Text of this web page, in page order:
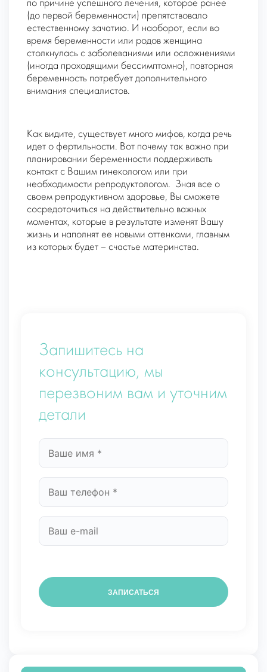
по причине успешного лечения, которое ранее
(до первой беременности) препятствовало
естественному зачатию. И наоборот, если во
время беременности или родов женщина
столкнулась с заболеваниями или осложнениями
(иногда проходящими бессимптомно), повторная
беременность потребует дополнительного
внимания специалистов.
Как видите, существует много мифов, когда речь
идет о фертильности. Вот почему так важно при
планировании беременности поддерживать
контакт с Вашим гинекологом или при
необходимости репродуктологом. Зная все о
своем репродуктивном здоровье, Вы сможете
сосредоточиться на действительно важных
моментах, которые в результате изменят Вашу
жизнь и наполнят ее новыми оттенками, главным
из которых будет – счастье материнства.
Запишитесь на
консультацию, мы
перезвоним вам и уточним
детали